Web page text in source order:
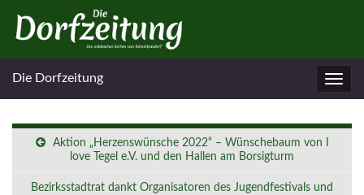
Die Dorfzeitung
Aktion „Herzenswünsche 2022“ – Wünschebaum von I
love Tegel e.V. und den Hallen am Borsigturm
Bezirksstadtrat dankt Organisatoren des Jugendfestivals und